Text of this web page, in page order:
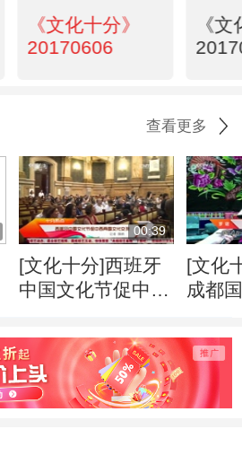
《文化十分》
20170606
《
查看更多
00:39
[文化十分]西班牙
中国文化节促中西
[文化
成都
廊：
扶贫